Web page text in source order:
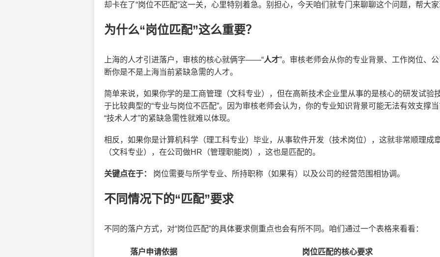
却卡在了“岗位不匹配”这一关，心里特别着急。别担心，今天咱们就专门来聊聊这个问题，帮大
为什么“岗位匹配”这么重要？
上海的人才引进落户，审核的核心就俩字——“人才”。审核老师会从你的专业背景、工作岗位、
断你是不是上海当前紧缺急需的人才。
简单来说，如果你学的是工商管理（文科专业），但在高新技术企业里从事的是核心的研发试验
于比较典型的“专业与岗位不匹配”。因为审核老师会认为，你的专业知识背景可能无法有效支撑
“技术人才”的紧缺急需性就难以体现。
相反，如果你是计算机科学（理工科专业）毕业，从事软件开发（技术岗位），这就非常顺理成
（文科专业），在公司做HR（管理职能岗），这也是匹配的。
关键点在于： 岗位需要与所学专业、所持职称（如果有）以及公司的经营范围相协调。
不同情况下的“匹配”要求
不同的落户方式，对“岗位匹配”的具体要求侧重点也会有所不同。咱们通过一个表格来看看：
落户申请依据
岗位匹配的核心要求